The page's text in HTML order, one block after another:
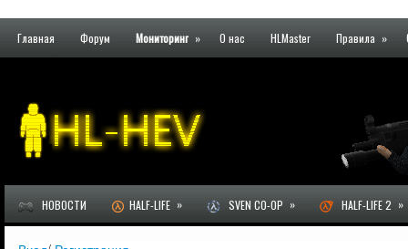
Главная Форум Мониторинг » О нас HLMaster Правила »
НОВОСТИ HALF-LIFE » SVEN CO-OP » HALF-LIFE 2 »